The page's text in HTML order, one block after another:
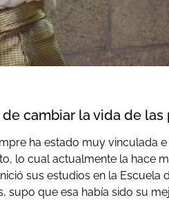
cambiar la vida de las
ha estado muy vinculada
lo cual actualmente la hace
sus estudios en la Escuela
supo que esa había sido su